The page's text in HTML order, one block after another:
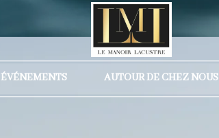
ÉVÉNEMENTS AUTOUR DE CHEZ NOUS